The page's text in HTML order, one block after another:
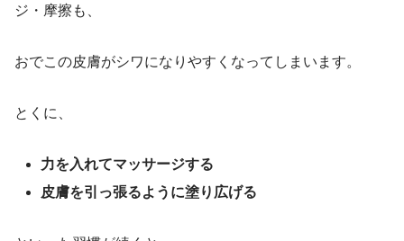
ジ・摩擦も、
おでこの皮膚がシワになりやすくなってしまいます。
とくに、
力を入れてマッサージする
皮膚を引っ張るように塗り広げる